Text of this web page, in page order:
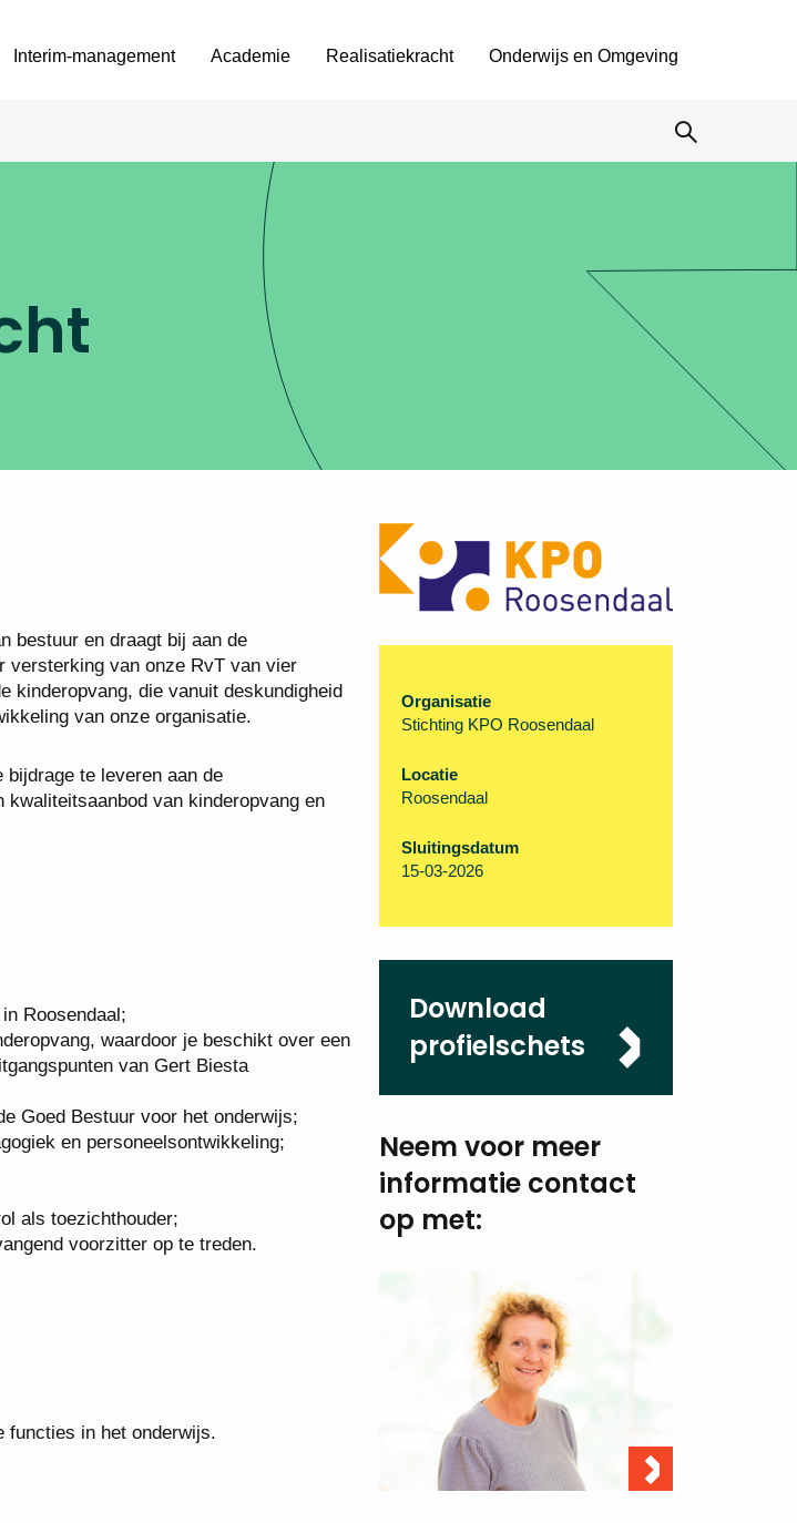
Interim-management Academie Realisatiekracht Onderwijs en Omgeving
bestuur en draagt bij aan de
versterking van onze RvT van vier
kinderopvang, die vanuit deskundigheid
van onze organisatie.
te leveren aan de
van kinderopvang en
Roosendaal;
waardoor je beschikt over een
van Gert Biesta
Goed Bestuur voor het onderwijs;
en personeelsontwikkeling;
als toezichthouder;
voorzitter op te treden.
functies in het onderwijs.
Organisatie
Stichting KPO Roosendaal
Locatie
Roosendaal
Sluitingsdatum
15-03-2026
Download
profielschets
Neem voor meer
informatie contact
op met: